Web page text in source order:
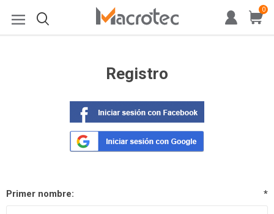
0
Registro
Primer nombre: *